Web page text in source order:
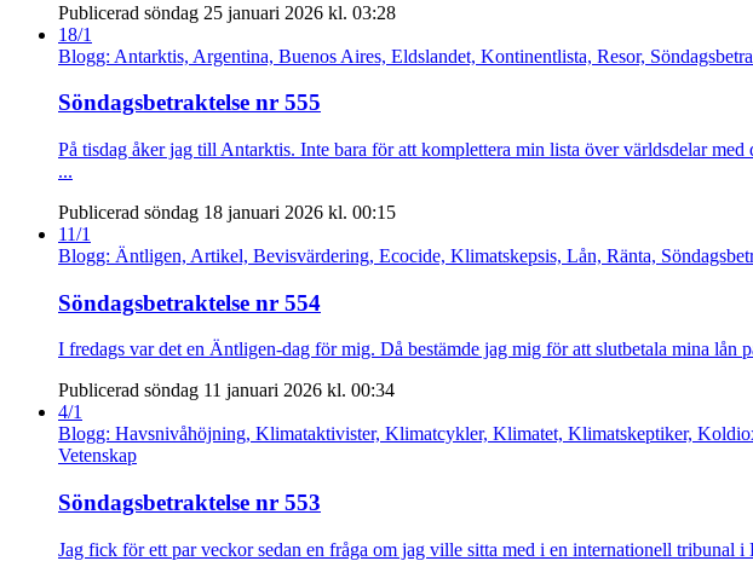
Publicerad söndag 25 januari 2026 kl. 03:28
18/1
Blogg: Antarktis, Argentina, Buenos Aires, Eldslandet, Kontinentlista, Resor,
Söndagsbetraktelse nr 555
På tisdag åker jag till Antarktis. Inte bara för att komplettera min lista över världsdelar
...
Publicerad söndag 18 januari 2026 kl. 00:15
11/1
Blogg: Äntligen, Artikel, Bevisvärdering, Ecocide, Klimatskepsis, Lån, Ränta,
Söndagsbetraktelse nr 554
I fredags var det en Äntligen-dag för mig. Då bestämde jag mig för att slutbetala mina lån
Publicerad söndag 11 januari 2026 kl. 00:34
4/1
Blogg: Havsnivåhöjning, Klimataktivister, Klimatcykler, Klimatet, Klimatskeptiker,
Vetenskap
Söndagsbetraktelse nr 553
Jag fick för ett par veckor sedan en fråga om jag ville sitta med i en internationell tribunal